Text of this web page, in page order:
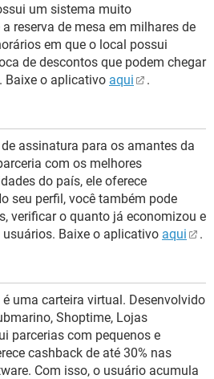
um sistema muito
reserva de mesa em milhares de
em que o local possui
de descontos que podem chegar
Baixe o aplicativo aqui .
assinatura para os amantes da
com os melhores
do país, ele oferece
seu perfil, você também pode
verificar o quanto já economizou e
Baixe o aplicativo aqui .
é uma carteira virtual. Desenvolvido
Shoptime, Lojas
parcerias com pequenos e
cashback de até 30% nas
Com isso, o usuário acumula